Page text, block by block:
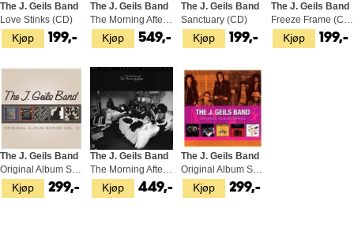
Kjøp
The J. Geils Band
Love Stinks (CD)
199,- Kjøp
The J. Geils Band
The Morning After (LP)
549,- Kjøp
The J. Geils Band
Sanctuary (CD)
199,- Kjøp
The J. Geils Band
Freeze Frame (CD)
199,-
Kjøp
The J. Geils Band
299,- Kjøp
The J. Geils Band
449,- Kjøp
The J. Geils Band
Original Album Series (5CD)
299,-